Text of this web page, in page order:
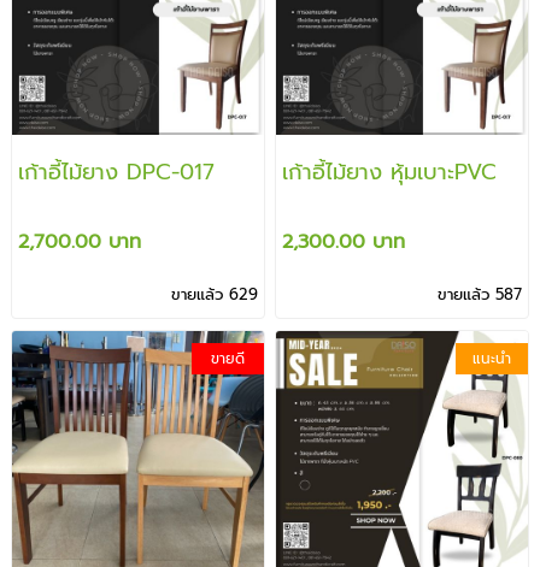
เก้าอี้ไม้ยาง DPC-017
2,700.00 บาท
ขายแล้ว 629
เก้าอี้ไม้ยาง หุ้มเบาะPVC
2,300.00 บาท
ขายแล้ว 587
ขายดี แนะนำ